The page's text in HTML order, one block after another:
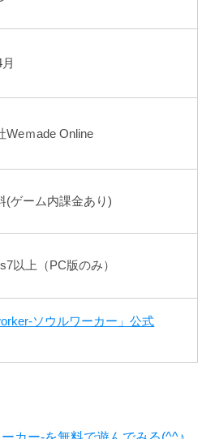
Weｍade Online
(ゲーム内課金あり)
以上（PC版のみ）
ソウルワーカー」公式